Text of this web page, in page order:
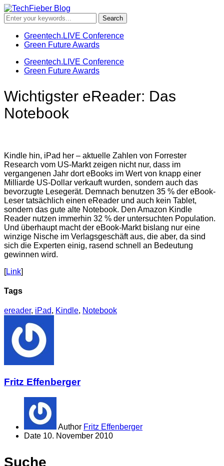
Greentech.LIVE Conference
Green Future Awards
Greentech.LIVE Conference
Green Future Awards
Wichtigster eReader: Das
Notebook
Kindle hin, iPad her – aktuelle Zahlen von Forrester
Research vom US-Markt zeigen nicht nur, dass im
vergangenen Jahr dort eBooks im Wert von knapp einer
Milliarde US-Dollar verkauft wurden, sondern auch das
bevorzugte Lesegerät. Demnach benutzen 35 % der eBook-
Leser tatsächlich einen eReader und auch kein Tablet,
sondern das gute alte Notebook. Den Amazon Kindle
Reader nutzen immerhin 32 % der untersuchten Population.
Und überhaupt macht der eBook-Markt bislang nur eine
winzige Nische im Verlagsgeschäft aus, die aber, da sind
sich die Experten einig, rasend schnell an Bedeutung
gewinnen wird.
[Link]
Tags
ereader, iPad, Kindle, Notebook
Fritz Effenberger
Author Fritz Effenberger
Date 10. November 2010
Suche